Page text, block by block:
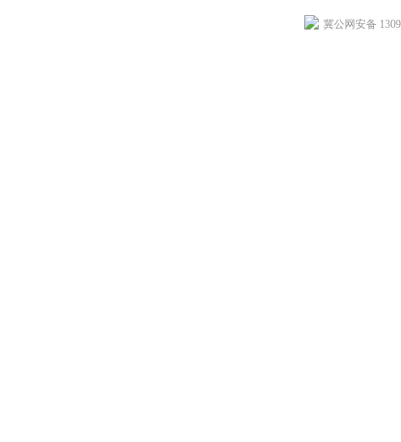
冀公网安备